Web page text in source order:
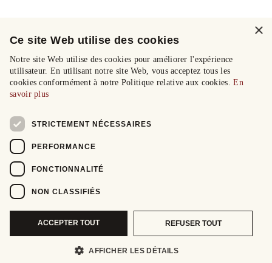
×
Ce site Web utilise des cookies
Notre site Web utilise des cookies pour améliorer l'expérience
utilisateur. En utilisant notre site Web, vous acceptez tous les
cookies conformément à notre Politique relative aux cookies.En
savoir plus
STRICTEMENT NÉCESSAIRES
PERFORMANCE
FONCTIONNALITÉ
NON CLASSIFIÉS
ACCEPTER TOUT REFUSER TOUT
AFFICHER LES DÉTAILS